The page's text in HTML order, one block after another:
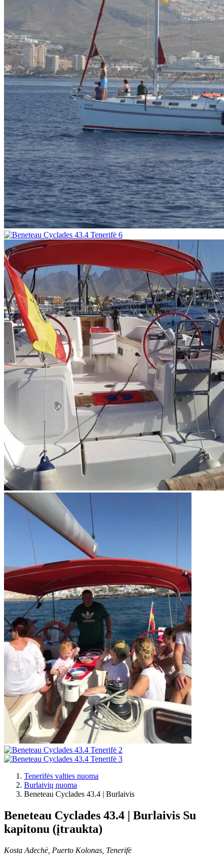
Tenerifės valties nuoma
Burlaivių nuoma
Beneteau Cyclades 43.4 | Burlaivis
Beneteau Cyclades 43.4 | Burlaivis Su
kapitonu (įtraukta)
Kosta Adechė, Puerto Kolonas, Tenerifė